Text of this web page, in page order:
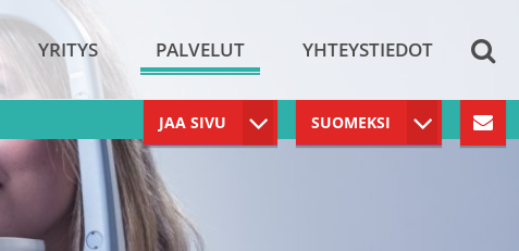
YRITYS PALVELUT YHTEYSTIEDOT
JAA SIVU SUOMEKSI